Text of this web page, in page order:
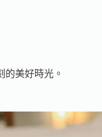
美好時光。